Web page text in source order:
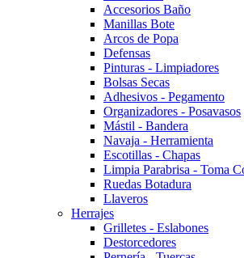
Accesorios Baño
Manillas Bote
Arcos de Popa
Defensas
Pinturas - Limpiadores
Bolsas Secas
Adhesivos - Pegamento
Organizadores - Posavasos
Mástil - Bandera
Navaja - Herramienta
Escotillas - Chapas
Limpia Parabrisa - Toma
Ruedas Botadura
Llaveros
Herrajes
Grilletes - Eslabones
Destorcedores